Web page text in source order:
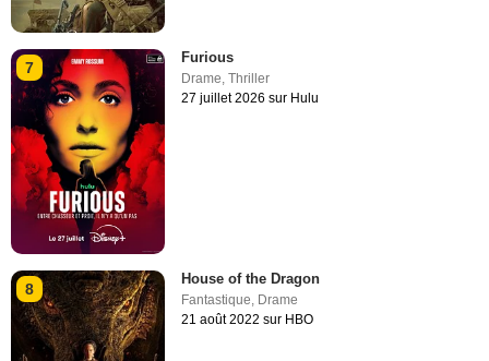
7
Furious
Drame ,Thriller
27 juillet 2026 sur Hulu
8
House of the Dragon
Fantastique, Drame
21 août 2022 sur HBO